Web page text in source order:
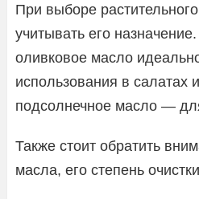
При выборе
учитывать его
оливковое масло
использования в салатах
подсолнечное масло —
Также стоит обратить
масла, его степень